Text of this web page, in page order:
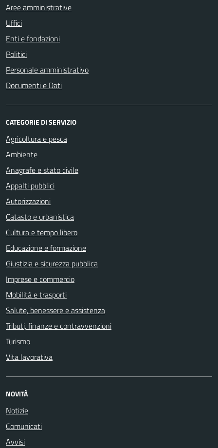
Aree amministrative
Uffici
Enti e fondazioni
Politici
Personale amministrativo
Documenti e Dati
CATEGORIE DI SERVIZIO
Agricoltura e pesca
Ambiente
Anagrafe e stato civile
Appalti pubblici
Autorizzazioni
Catasto e urbanistica
Cultura e tempo libero
Educazione e formazione
Giustizia e sicurezza pubblica
Imprese e commercio
Mobilità e trasporti
Salute, benessere e assistenza
Tributi, finanze e contravvenzioni
Turismo
Vita lavorativa
NOVITÀ
Notizie
Comunicati
Avvisi